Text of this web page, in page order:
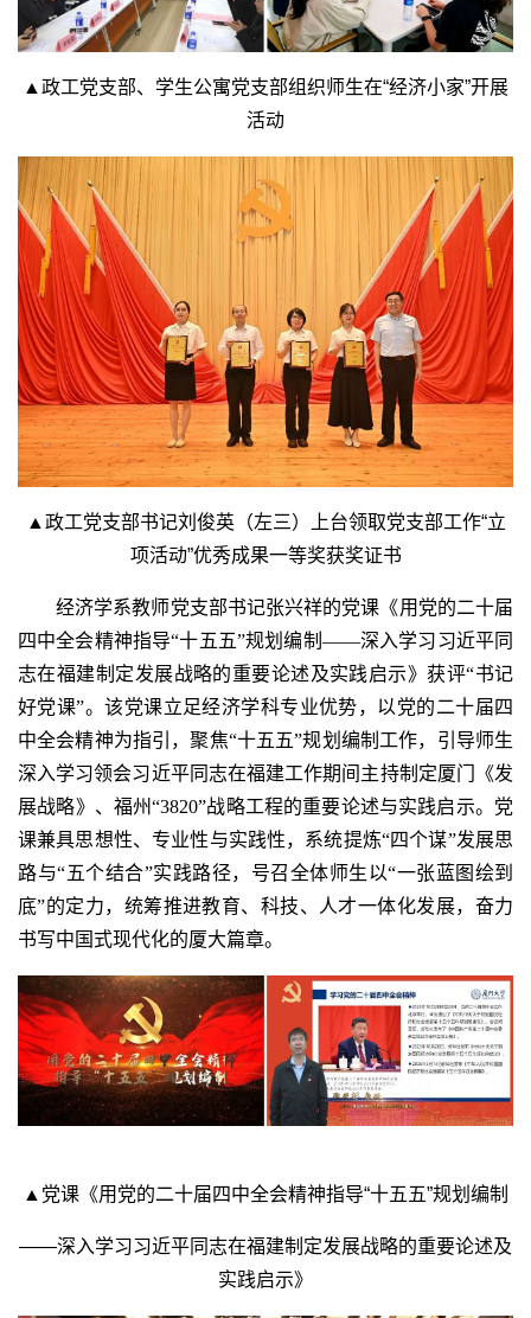
▲ 政工党支部、学生公寓党支部组织师生在“经济小家”开展
活动
▲ 政工党支部书记刘俊英（左三）上台领取党支部工作“立
项活动”优秀成果一等奖获奖证书
经济学系教师党支部书记张兴祥的党课《用党的二十届
四中全会精神指导“十五五”规划编制——深入学习习近平同
志在福建制定发展战略的重要论述及实践启示》获评“书记
好党课”。该党课立足经济学科专业优势，以党的二十届四
中全会精神为指引，聚焦“十五五”规划编制工作，引导师生
深入学习领会习近平同志在福建工作期间主持制定厦门《发
展战略》、福州“3820”战略工程的重要论述与实践启示。党
课兼具思想性、专业性与实践性，系统提炼“四个谋”发展思
路与“五个结合”实践路径，号召全体师生以“一张蓝图绘到
底”的定力，统筹推进教育、科技、人才一体化发展，奋力
书写中国式现代化的厦大篇章。
▲ 党课《用党的二十届四中全会精神指导“十五五”规划编制
——深入学习习近平同志在福建制定发展战略的重要论述及
实践启示》